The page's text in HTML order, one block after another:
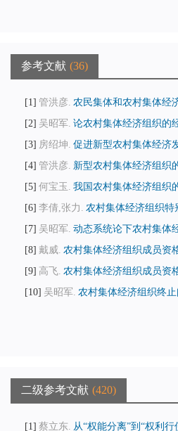
参考文献 36
1 管洪彦. 农民集体和农村集体经
2 吴昭军. 论农村集体经济组织
3 房绍坤. 促进新型农村集体经济
4 管洪彦. 新型农村集体经济组织
5 何宝玉. 我国农村集体经济组织
6 李倩,张力. 农村集体经济组织特
7 吴昭军. 动态系统论下农村集体
8 戴威. 农村集体经济组织成员资
9 高飞. 农村集体经济组织成员资
10 吴昭军. 农村集体经济组织终
二级参考文献 420
1 蔡立东. 从“权能分离”到“权利行